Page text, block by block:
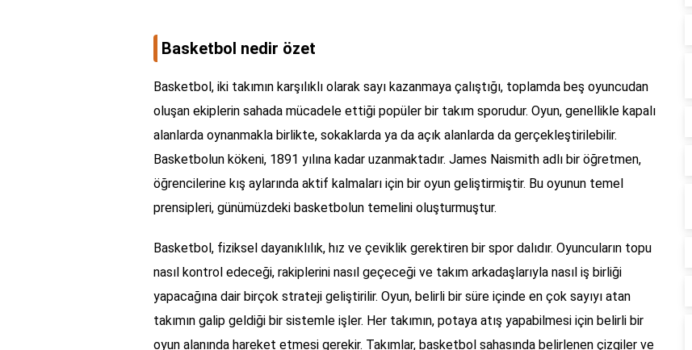
Basketbol nedir özet
Basketbol, iki takımın karşılıklı olarak sayı kazanmaya çalıştığı, toplamda beş oyuncudan
oluşan ekiplerin sahada mücadele ettiği popüler bir takım sporudur. Oyun, genellikle kapalı
alanlarda oynanmakla birlikte, sokaklarda ya da açık alanlarda da gerçekleştirilebilir.
Basketbolun kökeni, 1891 yılına kadar uzanmaktadır. James Naismith adlı bir öğretmen,
öğrencilerine kış aylarında aktif kalmaları için bir oyun geliştirmiştir. Bu oyunun temel
prensipleri, günümüzdeki basketbolun temelini oluşturmuştur.
Basketbol, fiziksel dayanıklılık, hız ve çeviklik gerektiren bir spor dalıdır. Oyuncuların topu
nasıl kontrol edeceği, rakiplerini nasıl geçeceği ve takım arkadaşlarıyla nasıl iş birliği
yapacağına dair birçok strateji geliştirilir. Oyun, belirli bir süre içinde en çok sayıyı atan
takımın galip geldiği bir sistemle işler. Her takımın, potaya atış yapabilmesi için belirli bir
oyun alanında hareket etmesi gerekir. Takımlar, basketbol sahasında belirlenen çizgiler ve